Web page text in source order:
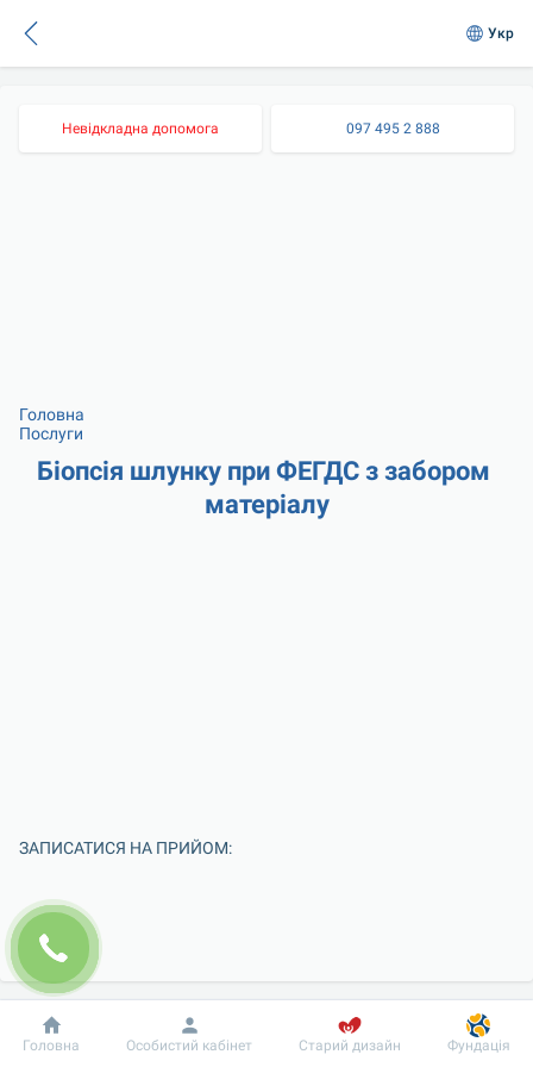
Укр
Невідкладна допомога 097 495 2 888
Головна
Послуги
Біопсія шлунку при ФЕГДС з забором
матеріалу
ЗАПИСАТИСЯ НА ПРИЙОМ:
Добробут Інформація Пацієнту
Головна Особистий кабінет Старий дизайн Фундація